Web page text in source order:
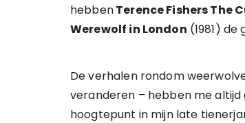
hebbenTerence Fishers The
Werewolf in London (1981)
De verhalen rondom
veranderen – hebben me
hoogtepunt in mijn late